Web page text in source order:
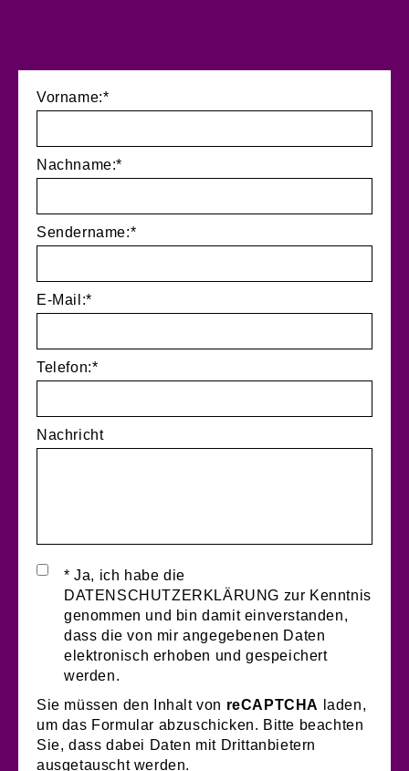
Vorname:*
Nachname:*
Sendername:*
E-Mail:*
Telefon:*
Nachricht
* Ja, ich habe die
DATENSCHUTZERKLÄRUNG zur Kenntnis
genommen und bin damit einverstanden,
dass die von mir angegebenen Daten
elektronisch erhoben und gespeichert
werden.
Sie müssen den Inhalt von reCAPTCHA
laden,
um das Formular abzuschicken. Bitte beachten
Sie, dass dabei Daten mit Drittanbietern
ausgetauscht werden.